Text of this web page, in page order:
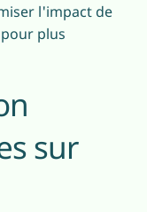
l'impact de
pour plus
sur